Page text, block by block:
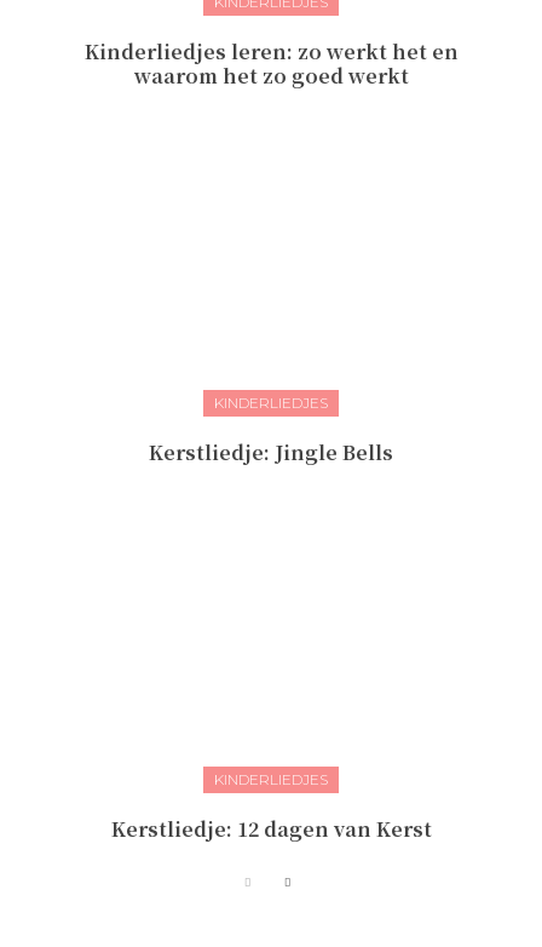
Kinderliedjes leren: zo werkt het en
waarom het zo goed werkt
KINDERLIEDJES
Kerstliedje: Jingle Bells
KINDERLIEDJES
Kerstliedje: 12 dagen van Kerst